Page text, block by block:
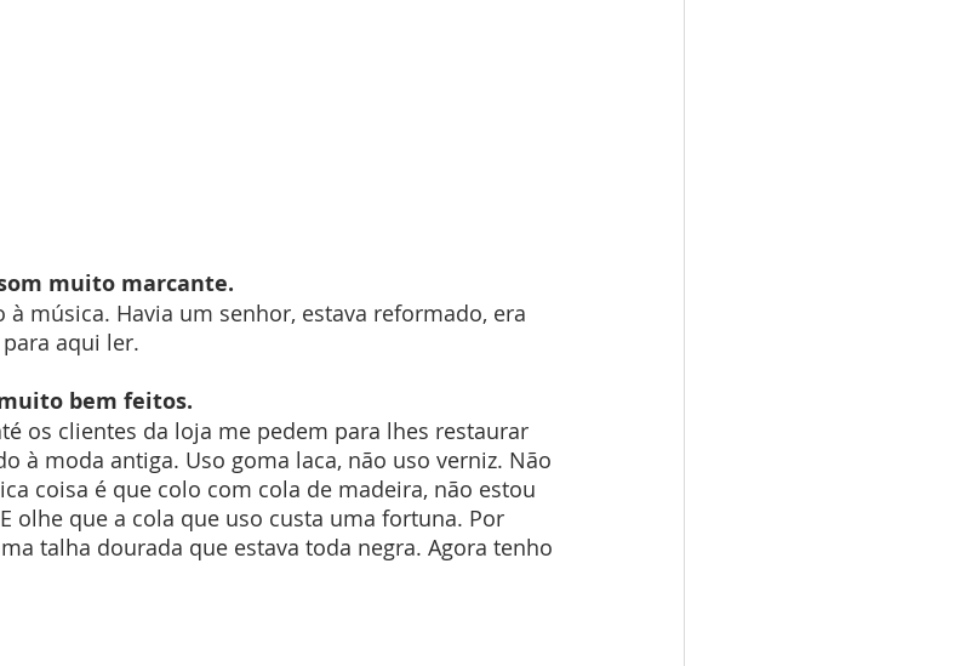
muito marcante.
música. Havia um senhor, estava reformado, era
aqui ler.
bem feitos.
os clientes da loja me pedem para lhes restaurar
à moda antiga. Uso goma laca, não uso verniz. Não
coisa é que colo com cola de madeira, não estou
olhe que a cola que uso custa uma fortuna. Por
talha dourada que estava toda negra. Agora tenho